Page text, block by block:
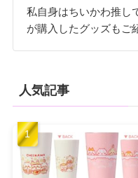
私自身はちいかわ推し
が購入したグッズもご
人気記事